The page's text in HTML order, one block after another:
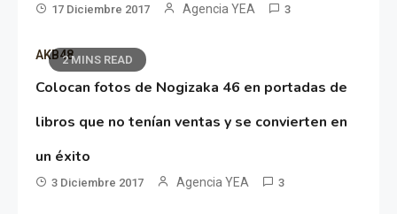
17 Diciembre 2017 Agencia YEA 3
2 MINS READ
AKB48
Colocan fotos de Nogizaka 46 en portadas de
libros que no tenían ventas y se convierten en
un éxito
3 Diciembre 2017 Agencia YEA 3